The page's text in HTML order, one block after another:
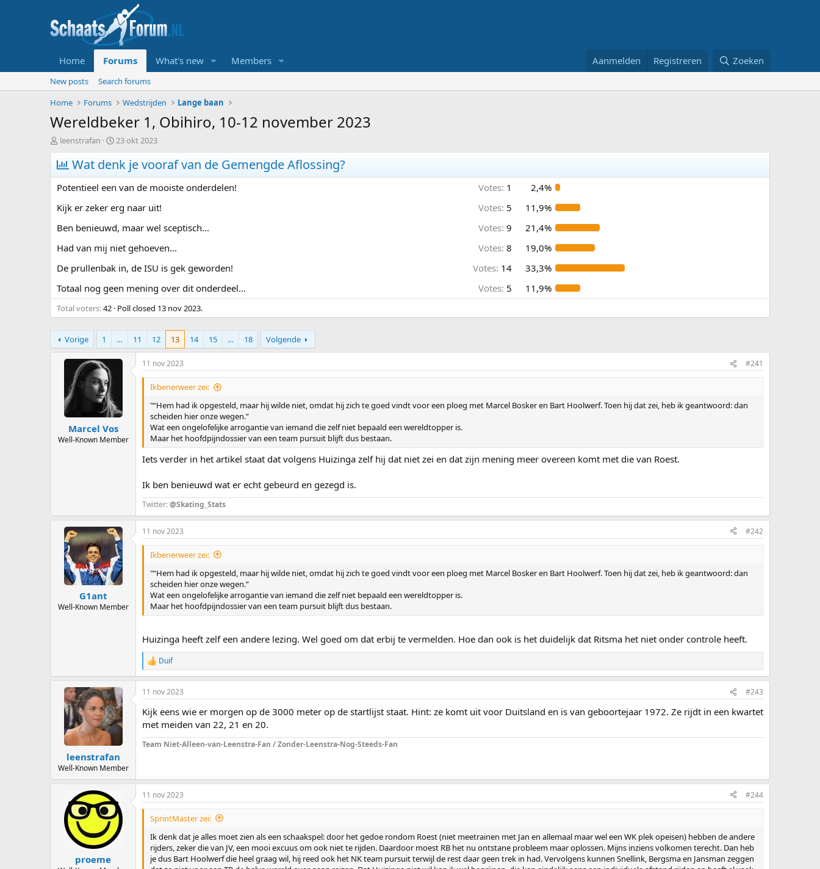
Home Forums What's new Members Aanmelden Registreren Zoeken
New posts
Search forums
Home
Forums Wedstrijden Lange baan
Wereldbeker 1, Obihiro, 10-12 november 2023
T
o
p
i
c
t
r
e
leenstrafan
S
t
a
r
t
d
a
u
23 okt 2023
Wat denk je vooraf van de Gemengde Aflossing?
Potentieel een van de mooiste onderdelen! Votes: 1
2,4%
Kijk er zeker erg naar uit!
Votes: 5
11,9%
Ben benieuwd, maar wel sceptisch...
Votes: 9
21,4%
Had van mij niet gehoeven...
Votes: 8
19,0%
De prullenbak in, de ISU is gek geworden!
Votes: 14
33,3%
Totaal nog geen mening over dit onderdeel...
Votes: 5 11,9%
Total voters 42 Poll closed 13 nov 2023.
Vorige 1 … 11 12 13 14 15 … 18 Volgende
Marcel Vos
Well-Known Member
11 nov 2023 #241
Ikbenerweer zei:
"“Hem had ik opgesteld, maar hij wilde niet, omdat hij zich te goed vindt voor een ploeg met Marcel Bosker en Bart Hoolwerf. Toen hij dat zei, heb ik geantwoord: dan
scheiden hier onze wegen.”
Wat een ongelofelijke arrogantie van iemand die zelf niet bepaald een wereldtopper is.
Maar het hoofdpijndossier van een team pursuit blijft dus bestaan.
Iets verder in het artikel staat dat volgens Huizinga zelf hij dat niet zei en dat zijn mening meer overeen komt met die van Roest.
Ik ben benieuwd wat er echt gebeurd en gezegd is.
Twitter:@Skating_Stats
G1ant
Well-Known Member
11 nov 2023 #242
Ikbenerweer zei:
"“Hem had ik opgesteld, maar hij wilde niet, omdat hij zich te goed vindt voor een ploeg met Marcel Bosker en Bart Hoolwerf. Toen hij dat zei, heb ik geantwoord: dan
scheiden hier onze wegen.”
Wat een ongelofelijke arrogantie van iemand die zelf niet bepaald een wereldtopper is.
Maar het hoofdpijndossier van een team pursuit blijft dus bestaan.
Huizinga heeft zelf een andere lezing. Wel goed om dat erbij te vermelden. Hoe dan ook is het duidelijk dat Ritsma het niet onder controle heeft.
R
e
a
c
i
o
s
Duif
leenstrafan
Well-Known Member
11 nov 2023 #243
Kijk eens wie er morgen op de 3000 meter op de startlijst staat. Hint: ze komt uit voor Duitsland en is van geboortejaar 1972. Ze rijdt in een kwartet
met meiden van 22, 21 en 20.
Team Niet-Alleen-van-Leenstra-Fan / Zonder-Leenstra-Nog-Steeds-Fan
proeme
11 nov 2023 #244
SprintMaster zei:
Ik denk dat je alles moet zien als een schaakspel: door het gedoe rondom Roest (niet meetrainen met Jan en allemaal maar wel een WK plek opeisen) hebben de andere
rijders, zeker die van JV, een mooi excuus om ook niet te rijden. Daardoor moest RB het nu ontstane probleem maar oplossen. Mijns inziens volkomen terecht. Dan heb
je dus Bart Hoolwerf die heel graag wil, hij reed ook het NK team pursuit terwijl de rest daar geen trek in had. Vervolgens kunnen Snellink, Bergsma en Jansman zeggen